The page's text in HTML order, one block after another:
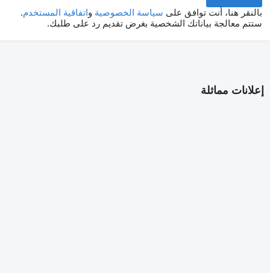
بالنقر هنا، أنت توافق على سياسة الخصوصية واتفاقية المستخدم.
ستتم معالجة بياناتك الشخصية بغرض تقديم رد على طلبك.
إعلانات مماثلة